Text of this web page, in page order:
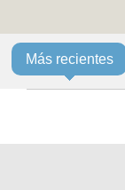
Más recientes